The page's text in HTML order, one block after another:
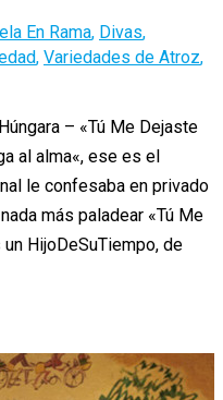
En Rama, Divas,
, Variedades de Atroz,
– «Tú Me Dejaste
al alma«, ese es el
le confesaba en privado
más paladear «Tú Me
un HijoDeSuTiempo, de